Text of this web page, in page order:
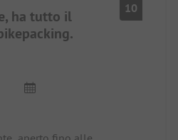
ha tutto il
10